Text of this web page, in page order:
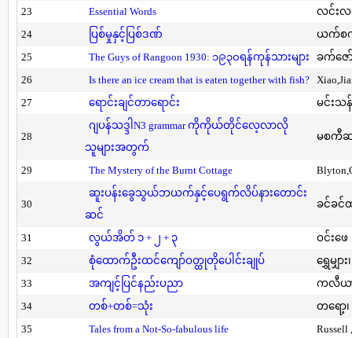
23
Essential Words
လင်းလ
24
ပြစ်မှုနှင့်ပြစ်ဒဏ်
ယက်စကီ
25
The Guys of Rangoon 1930: ၁၉၃၀ရန်ကုန်သားများ
ခက်ဇေ
26
Is there an ice cream that is eaten together with fish?
27
ရောင်းချင်တာရောင်း မင်းသ
28
ဂျပန်သဒ္ဒါN3 grammar ကိုကိုယ်တိုင်လေ့လာလို
သူများအတွက်
မစကီ
29 The Mystery of the Burnt Cottage
30
ဆူးပန်းခွေသွယ်ဘယက်နှင့်ပေရွက်လိပ်နားတောင်း
ဆင်
ခင်ခင်
31 လွယ်အိတ် ၁ + ၂ + ၃
ဝင်းဖေ
32
စုံထောက်ဦးထင်ကျော်ဝတ္ထုတိုပေါင်းချုပ်
ရွှေမျှား
33
အကျင့်ပြင်နည်းပညာ
ကလီယာ
34
တစ်+တစ်=သုံး
တရော့၊
35
Tales from a Not-So-fabulous life
Russell